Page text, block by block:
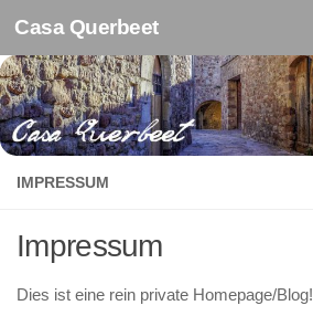
Zum Inhalt springen
Casa Querbeet
IMPRESSUM
Impressum
Dies ist eine rein private Homepage/Blog!